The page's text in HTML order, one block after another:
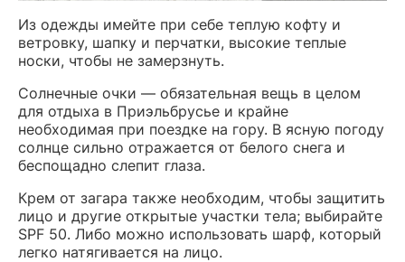
Из одежды имейте при себе теплую кофту и
ветровку, шапку и перчатки, высокие теплые
носки, чтобы не замерзнуть.
Солнечные очки — обязательная вещь в целом
для отдыха в Приэльбрусье и крайне
необходимая при поездке на гору. В ясную погоду
солнце сильно отражается от белого снега и
беспощадно слепит глаза.
Крем от загара также необходим, чтобы защитить
лицо и другие открытые участки тела; выбирайте
SPF 50. Либо можно использовать шарф, который
легко натягивается на лицо.